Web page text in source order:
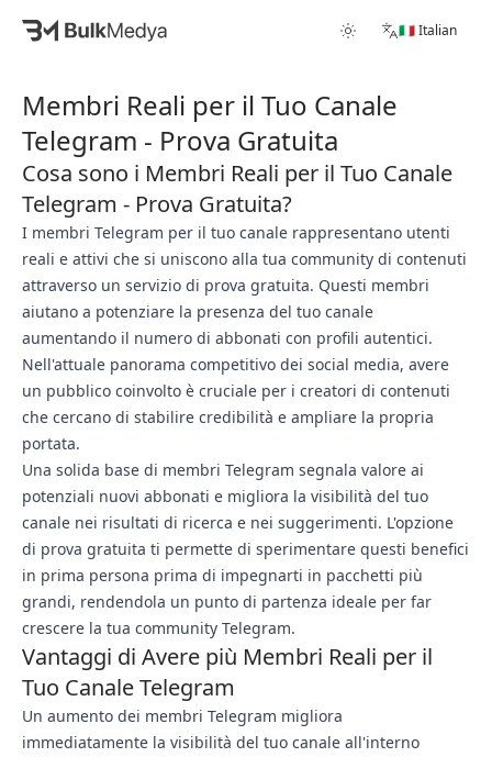
🇮🇹 Italian
Membri Reali per il Tuo Canale
Telegram - Prova Gratuita
Cosa sono i Membri Reali per il Tuo Canale
Telegram - Prova Gratuita?
I membri Telegram per il tuo canale rappresentano utenti
reali e attivi che si uniscono alla tua community di contenuti
attraverso un servizio di prova gratuita. Questi membri
aiutano a potenziare la presenza del tuo canale
aumentando il numero di abbonati con profili autentici.
Nell'attuale panorama competitivo dei social media, avere
un pubblico coinvolto è cruciale per i creatori di contenuti
che cercano di stabilire credibilità e ampliare la propria
portata.
Una solida base di membri Telegram segnala valore ai
potenziali nuovi abbonati e migliora la visibilità del tuo
canale nei risultati di ricerca e nei suggerimenti. L'opzione
di prova gratuita ti permette di sperimentare questi benefici
in prima persona prima di impegnarti in pacchetti più
grandi, rendendola un punto di partenza ideale per far
crescere la tua community Telegram.
Vantaggi di Avere più Membri Reali per il
Tuo Canale Telegram
Un aumento dei membri Telegram migliora
immediatamente la visibilità del tuo canale all'interno